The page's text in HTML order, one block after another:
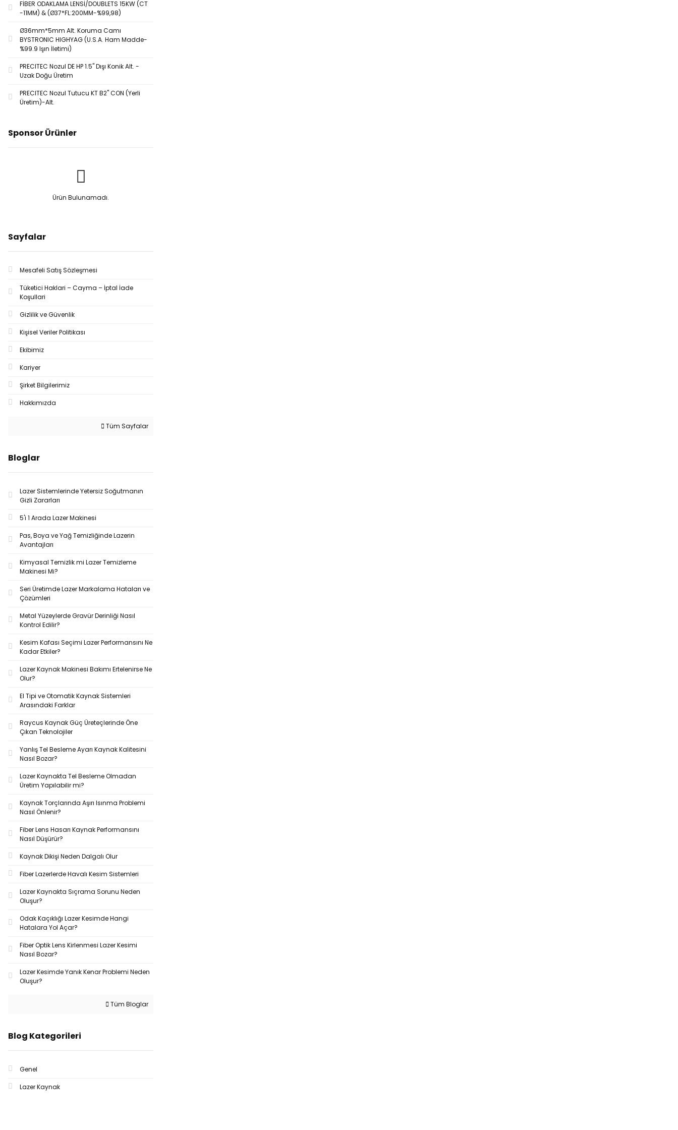
FİBER ODAKLAMA LENSİ/DOUBLETS 15KW (CT
-11MM) & (Ø37*FL:200MM-%99,98)
Ø36mm*5mm Alt. Koruma Camı
BYSTRONIC HIGHYAG (U.S.A. Ham Madde-
%99.9 Işın İletimi)
PRECITEC Nozul DE HP 1.5'' Dışı Konik Alt. -
Uzak Doğu Üretim
PRECITEC Nozul Tutucu KT B2'' CON (Yerli
Üretim)-Alt.
Sponsor Ürünler
Ürün Bulunamadı.
Sayfalar
Mesafeli Satış Sözleşmesi
Tüketici Haklari – Cayma – İptal İade
Koşullari
Gizlilik ve Güvenlik
Kişisel Veriler Politikası
Ekibimiz
Kariyer
Şirket Bilgilerimiz
Hakkımızda
Tüm Sayfalar
Bloglar
Lazer Sistemlerinde Yetersiz Soğutmanın
Gizli Zararları
5'i 1 Arada Lazer Makinesi
Pas, Boya ve Yağ Temizliğinde Lazerin
Avantajları
Kimyasal Temizlik mi Lazer Temizleme
Makinesi Mi?
Seri Üretimde Lazer Markalama Hataları ve
Çözümleri
Metal Yüzeylerde Gravür Derinliği Nasıl
Kontrol Edilir?
Kesim Kafası Seçimi Lazer Performansını Ne
Kadar Etkiler?
Lazer Kaynak Makinesi Bakımı Ertelenirse Ne
Olur?
El Tipi ve Otomatik Kaynak Sistemleri
Arasındaki Farklar
Raycus Kaynak Güç Üreteçlerinde Öne
Çıkan Teknolojiler
Yanlış Tel Besleme Ayarı Kaynak Kalitesini
Nasıl Bozar?
Lazer Kaynakta Tel Besleme Olmadan
Üretim Yapılabilir mi?
Kaynak Torçlarında Aşırı Isınma Problemi
Nasıl Önlenir?
Fiber Lens Hasarı Kaynak Performansını
Nasıl Düşürür?
Kaynak Dikişi Neden Dalgalı Olur
Fiber Lazerlerde Havalı Kesim Sistemleri
Lazer Kaynakta Sıçrama Sorunu Neden
Oluşur?
Odak Kaçıklığı Lazer Kesimde Hangi
Hatalara Yol Açar?
Fiber Optik Lens Kirlenmesi Lazer Kesimi
Nasıl Bozar?
Lazer Kesimde Yanık Kenar Problemi Neden
Oluşur?
Tüm Bloglar
Blog Kategorileri
Genel
Lazer Kaynak